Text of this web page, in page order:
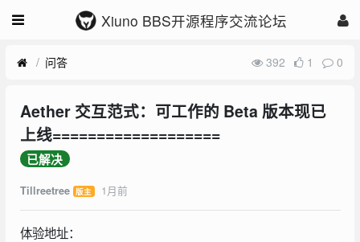
Xiuno BBS开源程序交流论坛
问答 392 1 0
Aether 交互范式：可工作的 Beta 版本现已
上线===================
已解决
Tillreetree 版主 1月前
体验地址：